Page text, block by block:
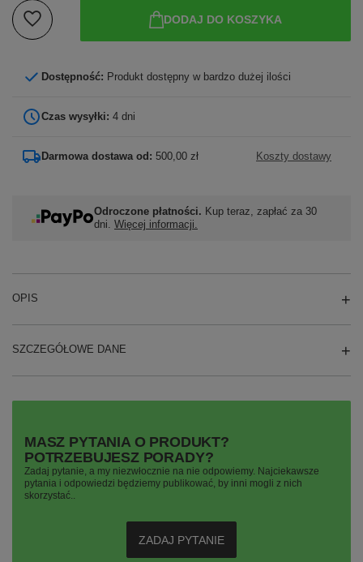
DODAJ DO KOSZYKA
Dostępność: Produkt dostępny w bardzo dużej ilości
Czas wysyłki: 4 dni
Darmowa dostawa od: 500,00 zł Koszty dostawy
Odroczone płatności. Kup teraz, zapłać za 30
dni. Więcej informacji.
OPIS
SZCZEGÓŁOWE DANE
MASZ PYTANIA O PRODUKT?
POTRZEBUJESZ PORADY?
Zadaj pytanie, a my niezwłocznie na nie odpowiemy. Najciekawsze
pytania i odpowiedzi będziemy publikować, by inni mogli z nich
skorzystać..
ZADAJ PYTANIE